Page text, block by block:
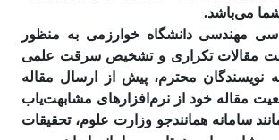
می‌باشد.
مهندسی دانشگاه خوارزمی به منظور
مقالات تکراری و تشخیص سرقت علمی
نویسندگان محترم، پیش از ارسال مقاله
مقاله خود از نرم‌افزارهای مشابهت‌­یاب
سامانه همانند‌جو وزارت علوم، تحقیقات